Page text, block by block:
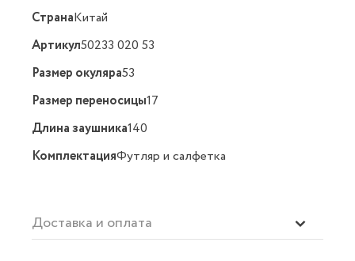
СтранаКитай
Артикул50233 020 53
Размер окуляра53
Размер переносицы17
Длина заушника140
КомплектацияФутляр и салфетка
Доставка и оплата